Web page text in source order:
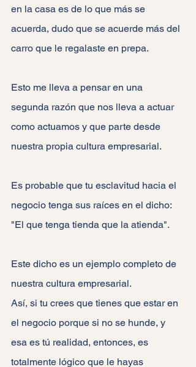
en la casa es de lo que más se
acuerda, dudo que se acuerde más del
carro que le regalaste en prepa.
Esto me lleva a pensar en una
segunda razón que nos lleva a actuar
como actuamos y que parte desde
nuestra propia cultura empresarial.
Es probable que tu esclavitud hacia el
negocio tenga sus raíces en el dicho:
"El que tenga tienda que la atienda".
Este dicho es un ejemplo completo de
nuestra cultura empresarial.
Así, si tu crees que tienes que estar en
el negocio porque si no se hunde, y
esa es tú realidad, entonces, es
totalmente lógico que le hayas